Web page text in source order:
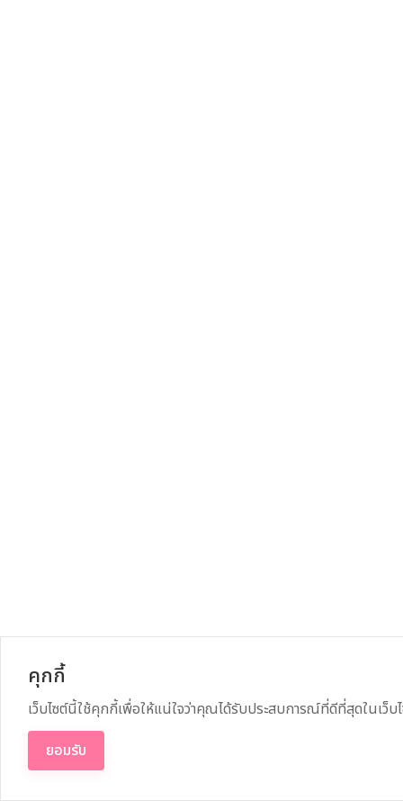
คุกกี้
เว็บไซต์นี้ใช้คุกกี้เพื่อให้แน่ใจว่าคุณได้รับประสบการณ์ที่ดีที่สุดในเว็บ
ยอมรับ